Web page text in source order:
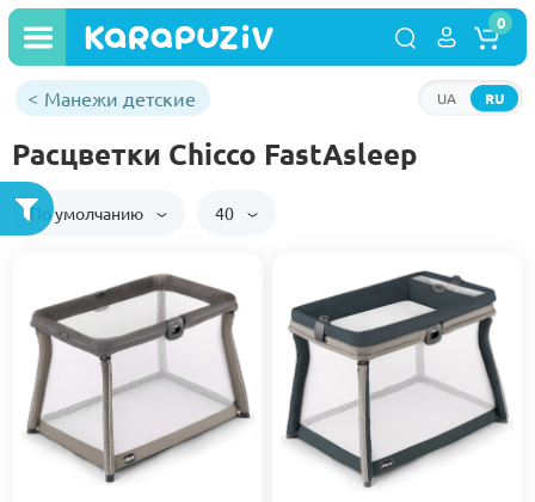
RU
UA
0
Манежи детские
Расцветки Chicco FastAsleep
По умолчанию 40